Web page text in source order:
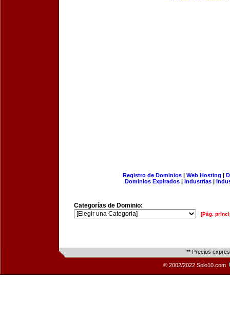
Registro de Dominios| Web Hosting |
Dominios Expirados | Industrias |
Categorías de Dominio:
[Pág.
** Precios
© 2002/2022 Solo10.com